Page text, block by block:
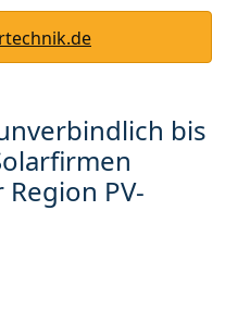
bis
PV-